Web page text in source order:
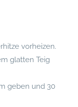
vorheizen.
glatten Teig
geben und 30